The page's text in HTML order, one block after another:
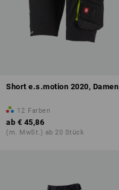
Short e.s.motion 2020, Damen
12 Farben
ab € 45,86
(m. MwSt.) ab 20 Stück